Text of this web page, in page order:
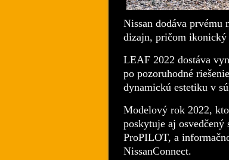
Nissan dodáva prvému
dizajn, pričom ikonický
LEAF 2022 dostáva
po pozoruhodné
dynamickú estetiku v
Modelový rok 2022,
poskytuje aj osvedčený
ProPILOT, a
NissanConnect.